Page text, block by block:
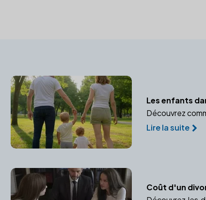
Les enfants
Découvrez
Lire la suite
Coût d'un